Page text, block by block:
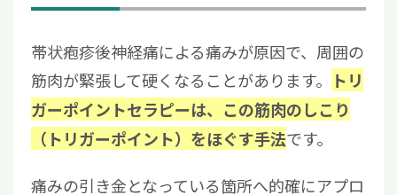
帯状疱疹後神経痛による痛みが原因で、周囲の
筋肉が緊張して硬くなることがあります。
トリ
ガーポイントセラピーは、この筋肉のしこり
（トリガーポイント）をほぐす手法です。
痛みの引き金となっている箇所へ的確にアプロ